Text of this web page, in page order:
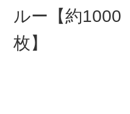
ルー【約1000
枚】